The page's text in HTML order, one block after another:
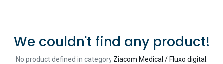
We couldn't find any product!
No product defined in category Ziacom Medical / Fluxo digital